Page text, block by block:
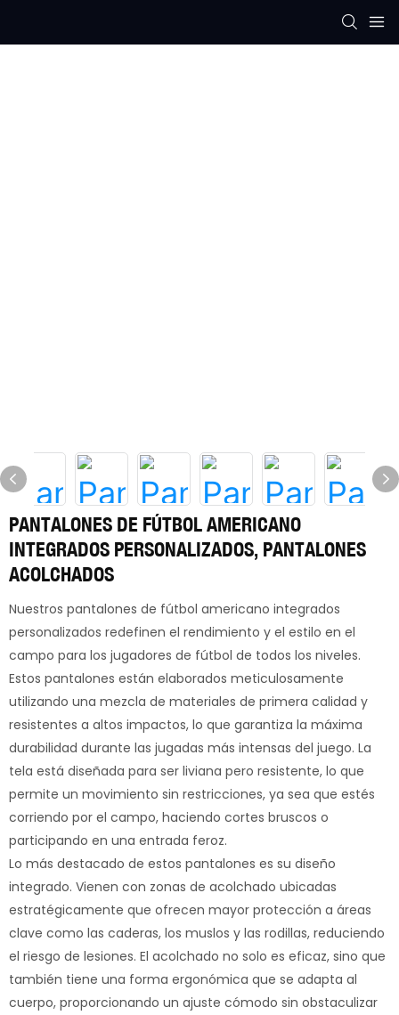
PANTALONES DE FÚTBOL AMERICANO
INTEGRADOS PERSONALIZADOS, PANTALONES
ACOLCHADOS
Nuestros pantalones de fútbol americano integrados
personalizados redefinen el rendimiento y el estilo en el
campo para los jugadores de fútbol de todos los niveles.
Estos pantalones están elaborados meticulosamente
utilizando una mezcla de materiales de primera calidad y
resistentes a altos impactos, lo que garantiza la máxima
durabilidad durante las jugadas más intensas del juego. La
tela está diseñada para ser liviana pero resistente, lo que
permite un movimiento sin restricciones, ya sea que estés
corriendo por el campo, haciendo cortes bruscos o
participando en una entrada feroz.
Lo más destacado de estos pantalones es su diseño
integrado. Vienen con zonas de acolchado ubicadas
estratégicamente que ofrecen mayor protección a áreas
clave como las caderas, los muslos y las rodillas, reduciendo
el riesgo de lesiones. El acolchado no solo es eficaz, sino que
también tiene una forma ergonómica que se adapta al
cuerpo, proporcionando un ajuste cómodo sin obstaculizar